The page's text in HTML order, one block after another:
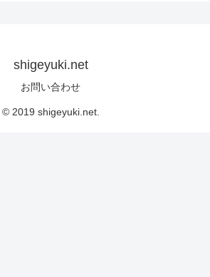
shigeyuki.net
お問い合わせ
© 2019 shigeyuki.net.